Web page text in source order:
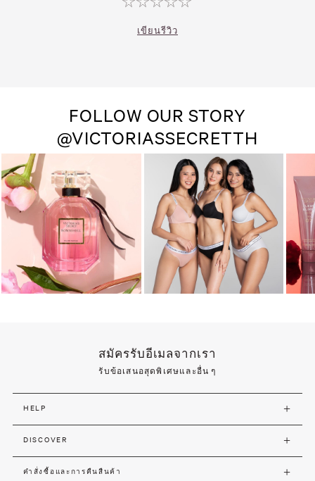
เขียนรีวิว
FOLLOW OUR STORY
@VICTORIASSECRETTH
สมัครรับอีเมลจากเรา
รับข้อเสนอสุดพิเศษและอื่น ๆ
HELP
DISCOVER
คำสั่งซื้อและการคืนสืนค้า